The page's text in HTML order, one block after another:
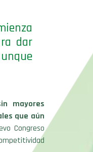
dar
mayores
que aún
Congreso